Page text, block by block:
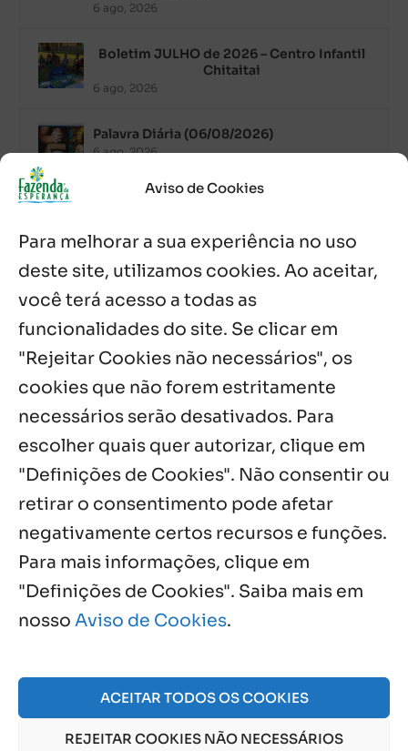
Aviso de Cookies
Para melhorar a sua experiência no uso
deste site, utilizamos cookies. Ao aceitar,
você terá acesso a todas as
funcionalidades do site. Se clicar em
"Rejeitar Cookies não necessários", os
cookies que não forem estritamente
necessários serão desativados. Para
escolher quais quer autorizar, clique em
"Definições de Cookies". Não consentir ou
retirar o consentimento pode afetar
negativamente certos recursos e funções.
Para mais informações, clique em
"Definições de Cookies". Saiba mais em
nosso Aviso de Cookies.
ACEITAR TODOS OS COOKIES
REJEITAR COOKIES NÃO NECESSÁRIOS
6 ago, 2026
Boletim JULHO de 2026 – Centro Infantil
Chitaitai
6 ago, 2026
Palavra Diária (06/08/2026)
6 ago, 2026
de Guadalajara
Fazenda Dom Mário comemora 5 anos
com testemunhos e missa em São
Cristóvão
5 ago, 2026
Notícias por Categoria
Próximos Eventos
Agosto, 2026